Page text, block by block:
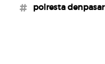
#polresta denpasar